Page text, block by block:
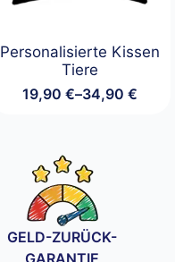
Personalisierte Kissen
Tiere
19,90€–34,90€
Preisspanne:
GELD-ZURÜCK-